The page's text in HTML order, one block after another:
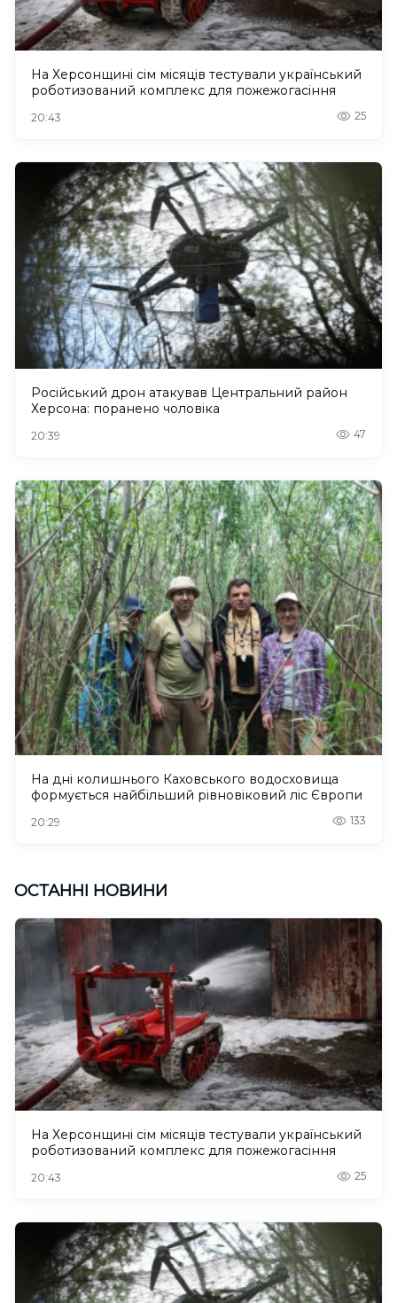
На Херсонщині сім місяців тестували український
роботизований комплекс для пожежогасіння
20:43 25
Російський дрон атакував Центральний район
Херсона: поранено чоловіка
20:39 47
На дні колишнього Каховського водосховища
формується найбільший рівновіковий ліс Європи
20:29 133
ОСТАННІ НОВИНИ
На Херсонщині сім місяців тестували український
роботизований комплекс для пожежогасіння
20:43 25